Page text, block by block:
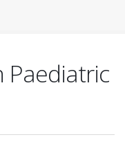
Paediatric